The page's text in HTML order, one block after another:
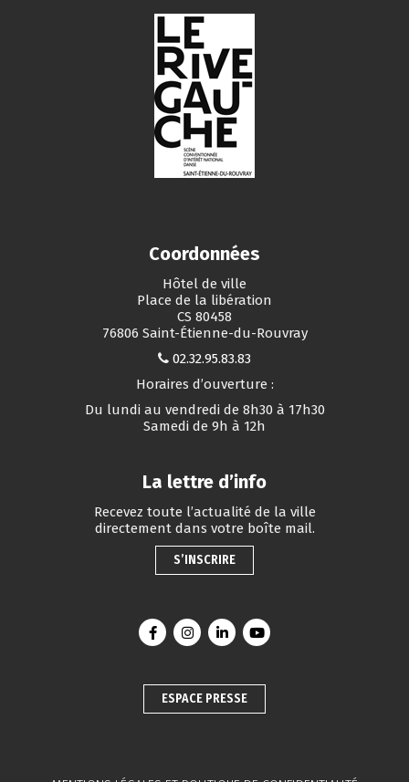
Coordonnées
Hôtel de ville
Place de la libération
CS 80458
76806 Saint-Étienne-du-Rouvray
02.32.95.83.83
Horaires d’ouverture :
Du lundi au vendredi de 8h30 à 17h30
Samedi de 9h à 12h
La lettre d’info
Recevez toute l’actualité de la ville
directement dans votre boîte mail.
S’INSCRIRE
Lien vers le compte Facebook
Lien vers le compte Instagram
Lien vers le compte Linkedin
Lien vers la chaîne
ESPACE PRESSE